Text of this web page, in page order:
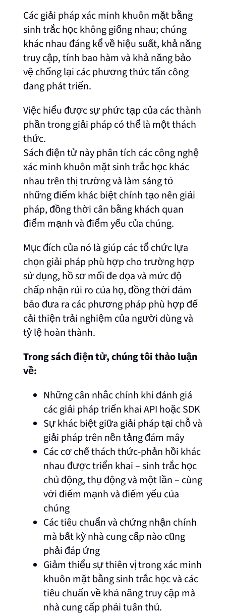
Các giải pháp xác minh khuôn mặt bằng
sinh trắc học không giống nhau; chúng
khác nhau đáng kể về hiệu suất, khả năng
truy cập, tính bao hàm và khả năng bảo
vệ chống lại các phương thức tấn công
đang phát triển.
Việc hiểu được sự phức tạp của các thành
phần trong giải pháp có thể là một thách
thức.
Sách điện tử này phân tích các công nghệ
xác minh khuôn mặt sinh trắc học khác
nhau trên thị trường và làm sáng tỏ
những điểm khác biệt chính tạo nên giải
pháp, đồng thời cân bằng khách quan
điểm mạnh và điểm yếu của chúng.
Mục đích của nó là giúp các tổ chức lựa
chọn giải pháp phù hợp cho trường hợp
sử dụng, hồ sơ mối đe dọa và mức độ
chấp nhận rủi ro của họ, đồng thời đảm
bảo đưa ra các phương pháp phù hợp để
cải thiện trải nghiệm của người dùng và
tỷ lệ hoàn thành.
Trong sách điện tử, chúng tôi thảo luận
về:
Những cân nhắc chính khi đánh giá
các giải pháp triển khai API hoặc SDK
Sự khác biệt giữa giải pháp tại chỗ và
giải pháp trên nền tảng đám mây
Các cơ chế thách thức-phản hồi khác
nhau được triển khai – sinh trắc học
chủ động, thụ động và một lần – cùng
với điểm mạnh và điểm yếu của
chúng
Các tiêu chuẩn và chứng nhận chính
mà bất kỳ nhà cung cấp nào cũng
phải đáp ứng
Giảm thiểu sự thiên vị trong xác minh
khuôn mặt bằng sinh trắc học và các
tiêu chuẩn về khả năng truy cập mà
nhà cung cấp phải tuân thủ.